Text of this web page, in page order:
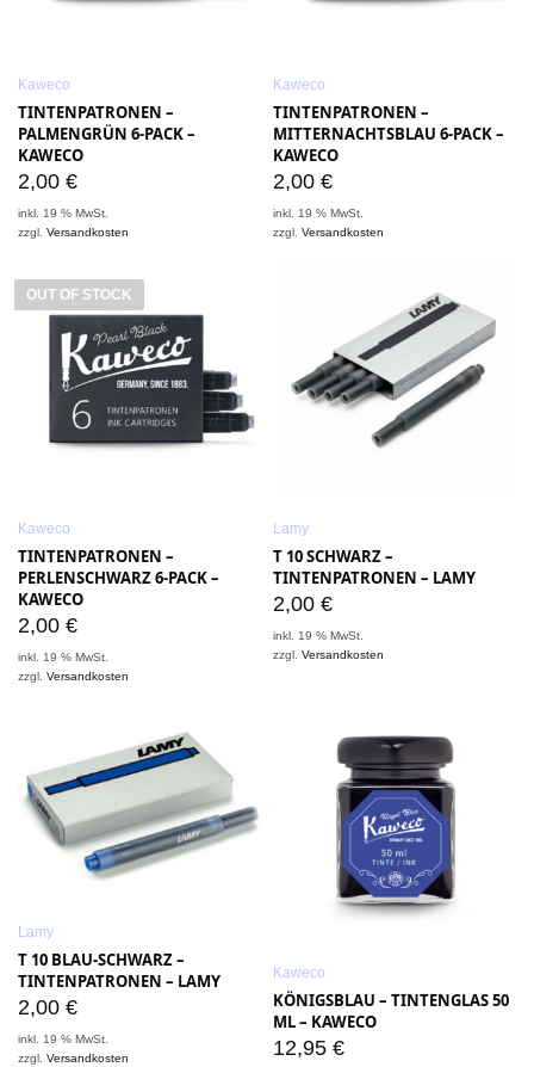
Kaweco
TINTENPATRONEN –
PALMENGRÜN 6-PACK –
KAWECO
2,00 €
inkl. 19 % MwSt.
zzgl.Versandkosten
Kaweco
TINTENPATRONEN –
MITTERNACHTSBLAU 6-PACK –
KAWECO
2,00 €
inkl. 19 % MwSt.
zzgl.Versandkosten
OUT OF STOCK
Kaweco
TINTENPATRONEN –
PERLENSCHWARZ 6-PACK –
KAWECO
2,00 €
inkl. 19 % MwSt.
zzgl.Versandkosten
Lamy
T 10 SCHWARZ –
TINTENPATRONEN – LAMY
2,00 €
inkl. 19 % MwSt.
zzgl.Versandkosten
Lamy
T 10 BLAU-SCHWARZ –
TINTENPATRONEN – LAMY
2,00 €
inkl. 19 % MwSt.
zzgl.Versandkosten
Kaweco
KÖNIGSBLAU – TINTENGLAS 50
ML – KAWECO
12,95 €